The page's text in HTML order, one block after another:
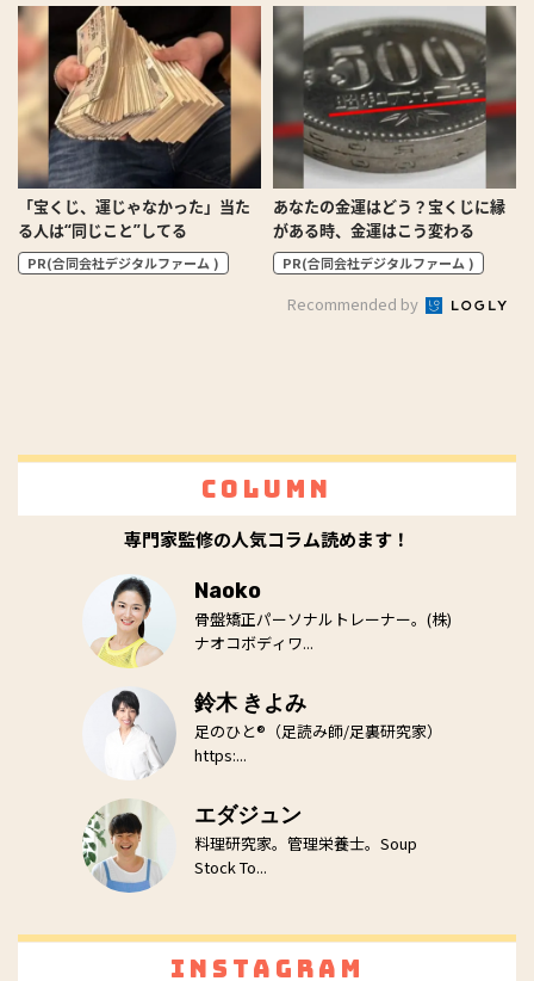
「宝くじ、運じゃなかった」当た
る人は“同じこと”してる
PR(合同会社デジタルファーム )
あなたの金運はどう？宝くじに縁
がある時、金運はこう変わる
PR(合同会社デジタルファーム )
Recommended by
Column
専門家監修の人気コラム読めます！
Naoko
骨盤矯正パーソナルトレーナー。(株)
ナオコボディワ...
鈴木 きよみ
足のひと®（足読み師/足裏研究家）
https:...
エダジュン
料理研究家。管理栄養士。Soup
Stock To...
Instagram